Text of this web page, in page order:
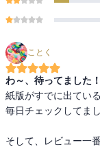
ことく
わ～、待ってました
紙版がすでに出てい
毎日チェックしてま
そして、レビュー一